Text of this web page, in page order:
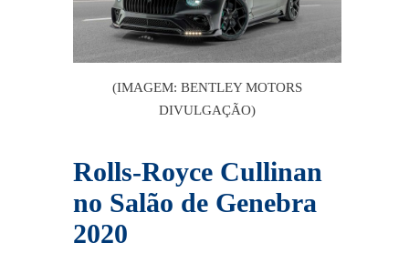
(IMAGEM: BENTLEY MOTORS
DIVULGAÇÃO)
Rolls-Royce Cullinan
no Salão de Genebra
2020